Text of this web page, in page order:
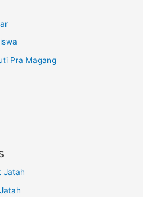
Pra Magang
Jatah